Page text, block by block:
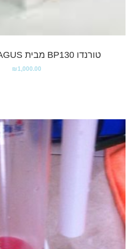
טורנדו BP130 מבית BUBBLE MAGUS
₪1,000.00